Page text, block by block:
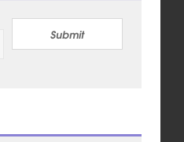
Submit